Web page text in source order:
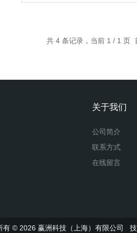
共 4 条记录，当前 1 / 1
关于我们
公司简介
联系方式
在线留言
有 © 2026 赢洲科技（上海）有限公司 技